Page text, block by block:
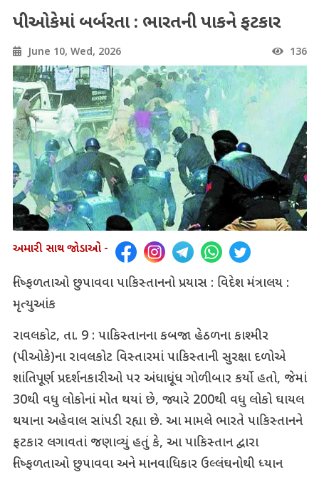
પીઓકેમાં બર્બરતા : ભારતની પાકને ફટકાર
June 10, Wed, 2026 136
અમારી સાથ જોડાઓ -
નિષ્ફળતાઓ છુપાવવા પાકિસ્તાનનો પ્રયાસ : વિદેશ મંત્રાલય :
મૃત્યુઆંક
રાવલકોટ, તા. 9 : પાકિસ્તાનના કબજા હેઠળના કાશ્મીર
(પીઓકે)ના રાવલકોટ વિસ્તારમાં પાકિસ્તાની સુરક્ષા દળોએ
શાંતિપૂર્ણ પ્રદર્શનકારીઓ પર અંધાધૂંધ ગોળીબાર કર્યો હતો, જેમાં
30થી વધુ લોકોનાં મોત થયાં છે, જ્યારે 200થી વધુ લોકો ઘાયલ
થયાના અહેવાલ સાંપડી રહ્યા છે. આ મામલે ભારતે પાકિસ્તાનને
ફટકાર લગાવતાં જણાવ્યું હતું કે, આ પાકિસ્તાન દ્વારા
નિષ્ફળતાઓ છુપાવવા અને માનવાધિકાર ઉલ્લંઘનોથી ધ્યાન